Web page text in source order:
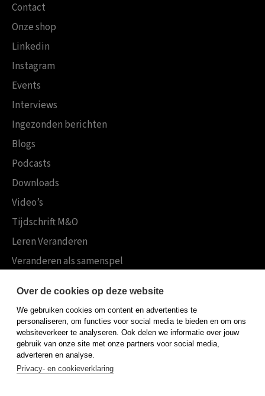
Contact
Onze shop
Linkedin
Instagram
Events
Interviews
Ingezonden berichten
Blogs
Podcasts
Downloads
Video’s
Tijdschrift M&O
Leren Veranderen
Veranderen als samenspel
Koninklijke Boom uitgevers
Boom Psychologie
Boom Hoger Onderwijs
Over de cookies op deze website
We gebruiken cookies om content en advertenties te
personaliseren, om functies voor social media te bieden en om ons
websiteverkeer te analyseren. Ook delen we informatie over jouw
gebruik van onze site met onze partners voor social media,
adverteren en analyse.
Privacy- en cookieverklaring